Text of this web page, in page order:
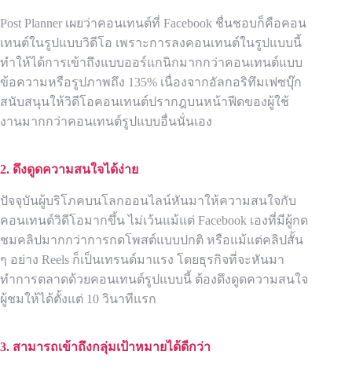
Post Planner เผยว่าคอนเทนต์ที่ Facebook ชื่นชอบก็คือคอน
เทนต์ในรูปแบบวิดีโอ เพราะการลงคอนเทนต์ในรูปแบบนี้
ทำให้ได้การเข้าถึงแบบออร์แกนิกมากกว่าคอนเทนต์แบบ
ข้อความหรือรูปภาพถึง 135% เนื่องจากอัลกอริทึมเฟซบุ๊ก
สนับสนุนให้วิดีโอคอนเทนต์ปรากฎบนหน้าฟีดของผู้ใช้
งานมากกว่าคอนเทนต์รูปแบบอื่นนั่นเอง
2. ดึงดูดความสนใจได้ง่าย
ปัจจุบันผู้บริโภคบนโลกออนไลน์หันมาให้ความสนใจกับ
คอนเทนต์วิดีโอมากขึ้น ไม่เว้นแม้แต่ Facebook เองที่มีผู้กด
ชมคลิปมากกว่าการกดโพสต์แบบปกติ หรือแม้แต่คลิปสั้น
ๆ อย่าง Reels ก็เป็นเทรนด์มาแรง โดยธุรกิจที่จะหันมา
ทำการตลาดด้วยคอนเทนต์รูปแบบนี้ ต้องดึงดูดความสนใจ
ผู้ชมให้ได้ตั้งแต่ 10 วินาทีแรก
3. สามารถเข้าถึงกลุ่มเป้าหมายได้ดีกว่า